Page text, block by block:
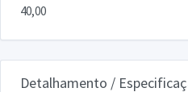
40,00
Detalhamento /